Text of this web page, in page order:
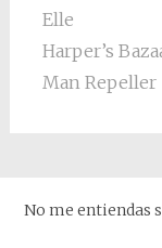
Elle
Harper’s
Man Repeller
No me entiendas